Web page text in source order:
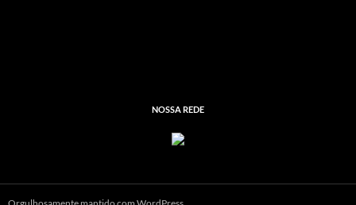
NOSSA REDE